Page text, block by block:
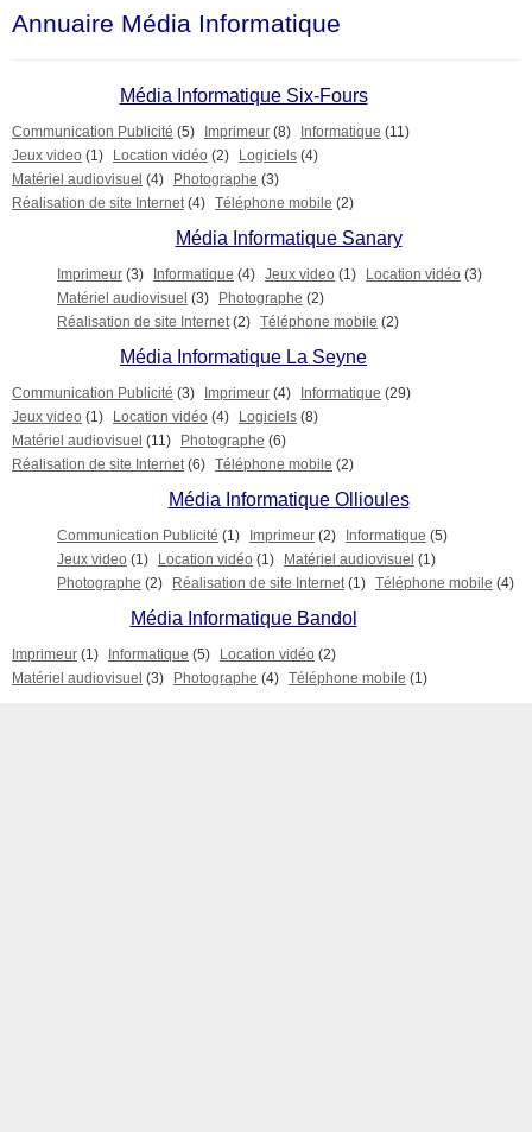
Annuaire Média Informatique
Média Informatique Six-Fours
Communication Publicité (5) Imprimeur (8) Informatique (11)
Jeux video (1) Location vidéo (2) Logiciels (4)
Matériel audiovisuel (4) Photographe (3)
Réalisation de site Internet (4) Téléphone mobile (2)
Média Informatique Sanary
Imprimeur (3) Informatique (4) Jeux video (1) Location vidéo (3)
Matériel audiovisuel (3) Photographe (2)
Réalisation de site Internet (2) Téléphone mobile (2)
Média Informatique La Seyne
Communication Publicité (3) Imprimeur (4) Informatique (29)
Jeux video (1) Location vidéo (4) Logiciels (8)
Matériel audiovisuel (11) Photographe (6)
Réalisation de site Internet (6) Téléphone mobile (2)
Média Informatique Ollioules
Communication Publicité (1) Imprimeur (2) Informatique (5)
Jeux video (1) Location vidéo (1) Matériel audiovisuel (1)
Photographe (2) Réalisation de site Internet (1) Téléphone mobile (4)
Média Informatique Bandol
Imprimeur (1) Informatique (5) Location vidéo (2)
Matériel audiovisuel (3) Photographe (4) Téléphone mobile (1)